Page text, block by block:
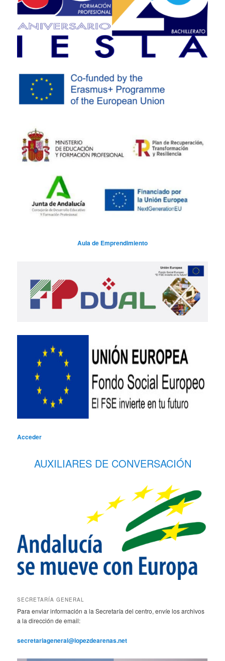
Aula de Emprendimiento
Acceder
AUXILIARES DE CONVERSACIÓN
SECRETARÍA GENERAL
Para enviar información a la Secretaría del centro, envíe los archivos
a la dirección de email:
secretariageneral@lopezdearenas.net